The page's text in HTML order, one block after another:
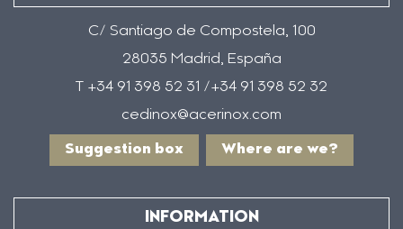
C/ Santiago de Compostela, 100
28035 Madrid, España
T +34 91 398 52 31 /+34 91 398 52 32
cedinox@acerinox.com
Suggestion box Where are we?
INFORMATION